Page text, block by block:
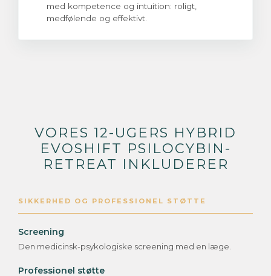
med kompetence og intuition: roligt,
medfølende og effektivt.
VORES 12-UGERS HYBRID
EVOSHIFT PSILOCYBIN-
RETREAT INKLUDERER
SIKKERHED OG PROFESSIONEL STØTTE
Screening
Den medicinsk-psykologiske screening med en læge.
Professionel støtte